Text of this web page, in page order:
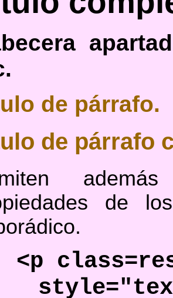
de párrafo.
de párrafo
de
<p